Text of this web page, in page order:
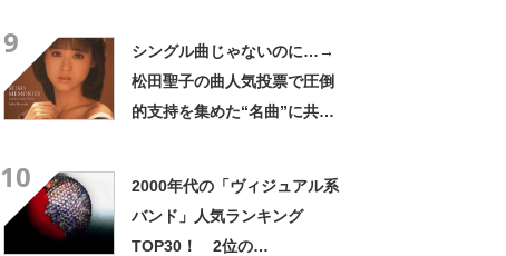
9
シングル曲じゃないのに…→
松田聖子の曲人気投票で圧倒
的支持を集めた“名曲”に共感
10
2000年代の「ヴィジュアル系
バンド」人気ランキング
TOP30！ 2位の